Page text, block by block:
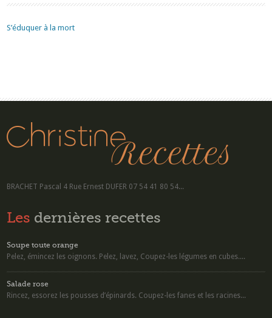
S’éduquer à la mort
BRACHET Pascal 4 Rue Ernest DUFER 07 54 41 80 54...
Les dernières recettes
Soupe toute orange
Pelez, émincez les oignons. Pelez, lavez, Coupez-les légumes en cubes....
Salade rose
Rincez, essorez les pousses d’épinards. Coupez-les fanes et les racines...